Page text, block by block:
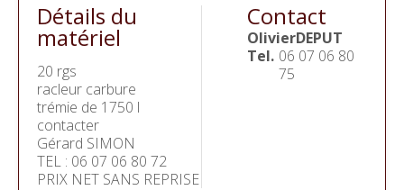
Détails du
matériel
20 rgs
racleur carbure
trémie de 1750 l
contacter
Gérard SIMON
TEL : 06 07 06 80 72
PRIX NET SANS REPRISE
Contact
OlivierDEPUT
Tel. 06 07 06 80
75